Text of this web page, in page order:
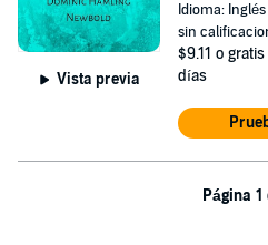
Vista previa
Idioma: Inglés
sin
$9.11 o
días
Página 1